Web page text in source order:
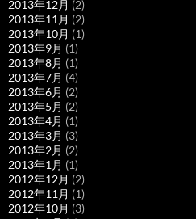
2013年12月 (2)
2013年11月 (2)
2013年10月 (1)
2013年9月 (1)
2013年8月 (1)
2013年7月 (4)
2013年6月 (2)
2013年5月 (2)
2013年4月 (1)
2013年3月 (3)
2013年2月 (2)
2013年1月 (1)
2012年12月 (2)
2012年11月 (1)
2012年10月 (3)